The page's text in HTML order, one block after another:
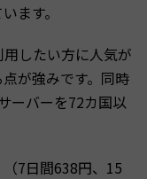
ます。
したい方に人気が
が強みです。同時
ーバーを72カ国以
7日間638円、15